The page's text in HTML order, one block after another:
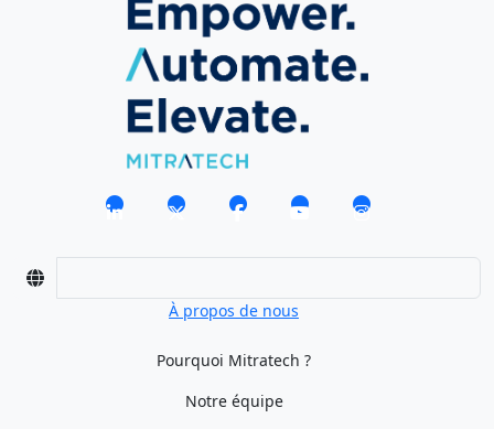
À propos de nous
Pourquoi Mitratech ?
Notre équipe